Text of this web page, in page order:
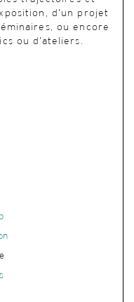
d’un projet
ou encore
ou d’ateliers.